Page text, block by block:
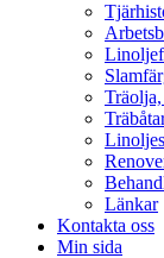
Länkar
Kontakta oss
Min sida